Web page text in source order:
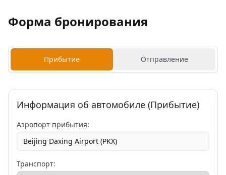
Форма бронирования
Прибытие Отправление
Информация об автомобиле (Прибытие)
Аэропорт прибытия:
Beijing Daxing Airport (PKX)
Транспорт: